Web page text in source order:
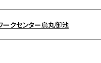
クセンター烏丸御池